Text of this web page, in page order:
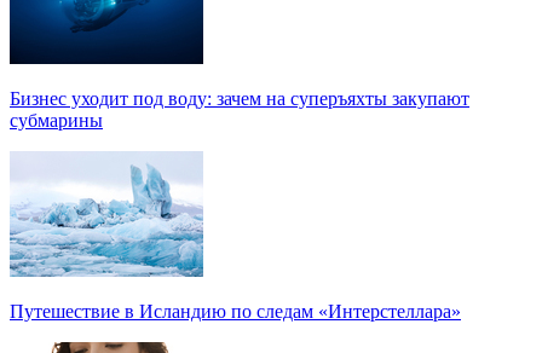
Бизнес уходит под воду: зачем на суперъяхты закупают
субмарины
Путешествие в Исландию по следам «Интерстеллара»